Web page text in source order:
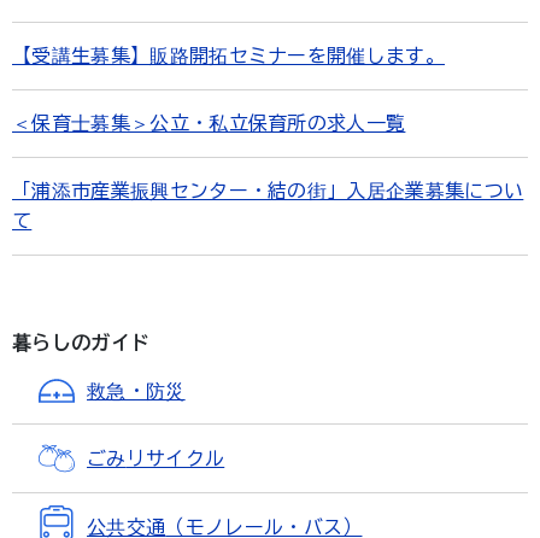
【受講生募集】販路開拓セミナーを開催します。
＜保育士募集＞公立・私立保育所の求人一覧
「浦添市産業振興センター・結の街」入居企業募集につい
て
暮らしのガイド
救急・防災
ごみ リサイクル
公共交通 （モノレール・バス）